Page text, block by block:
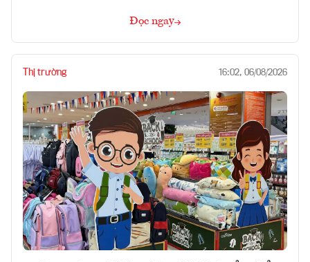
Đọc ngay
Thị trường 16:02, 06/08/2026